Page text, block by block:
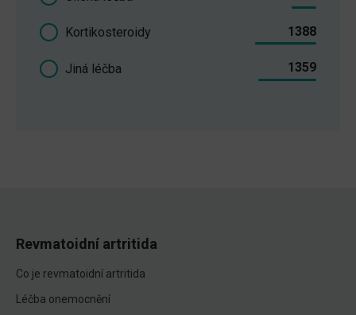
Kortikosteroidy 1388
Jiná léčba 1359
Revmatoidní artritida
Co je revmatoidní artritida
Léčba onemocnění